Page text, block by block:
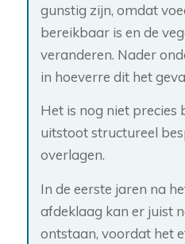
gunstig zijn, omdat
bereikbaar is en de
veranderen. Nader
in hoeverre dit het
Het is nog niet precies
uitstoot structureel
overlagen.
In de eerste jaren na
afdeklaag kan er juist
ontstaan, voordat het